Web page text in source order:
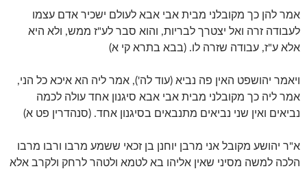
אמר להן כך מקובלני מבית אבי אבא לעולם ישכיר אדם עצמו
לעבודה זרה ואל יצטרך לבריות, והוא סבר לע"ז ממש, ולא היא
אלא ע"ז, עבודה שזרה לו. (בבא בתרא קי א)
ויאמר יהושפט האין פה נביא (עוד לה'), אמר ליה הא איכא כל הני,
אמר ליה כך מקובלני מבית אבי אבא סיגנון אחד עולה לכמה
נביאים ואין שני נביאים מתנבאים בסיגנון אחד. (סנהדרין פט א)
א"ר יהושע מקובל אני מרבן יוחנן בן זכאי ששמע מרבו ורבו מרבו
הלכה למשה מסיני שאין אליהו בא לטמא ולטהר לרחק ולקרב אלא